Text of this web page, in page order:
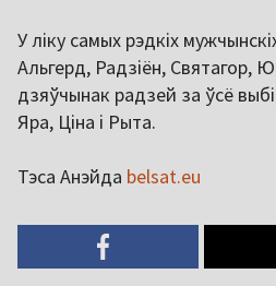
У ліку самых рэдкіх
Альгерд, Радзіён, Святагор,
дзяўчынак радзей за ўсё
Яра, Ціна і Рыта.
Тэса Анэйда belsat.eu